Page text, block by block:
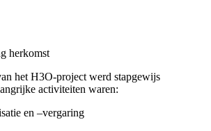
herkomst
het H3O-project werd stapgewijs
activiteiten waren:
en –vergaring